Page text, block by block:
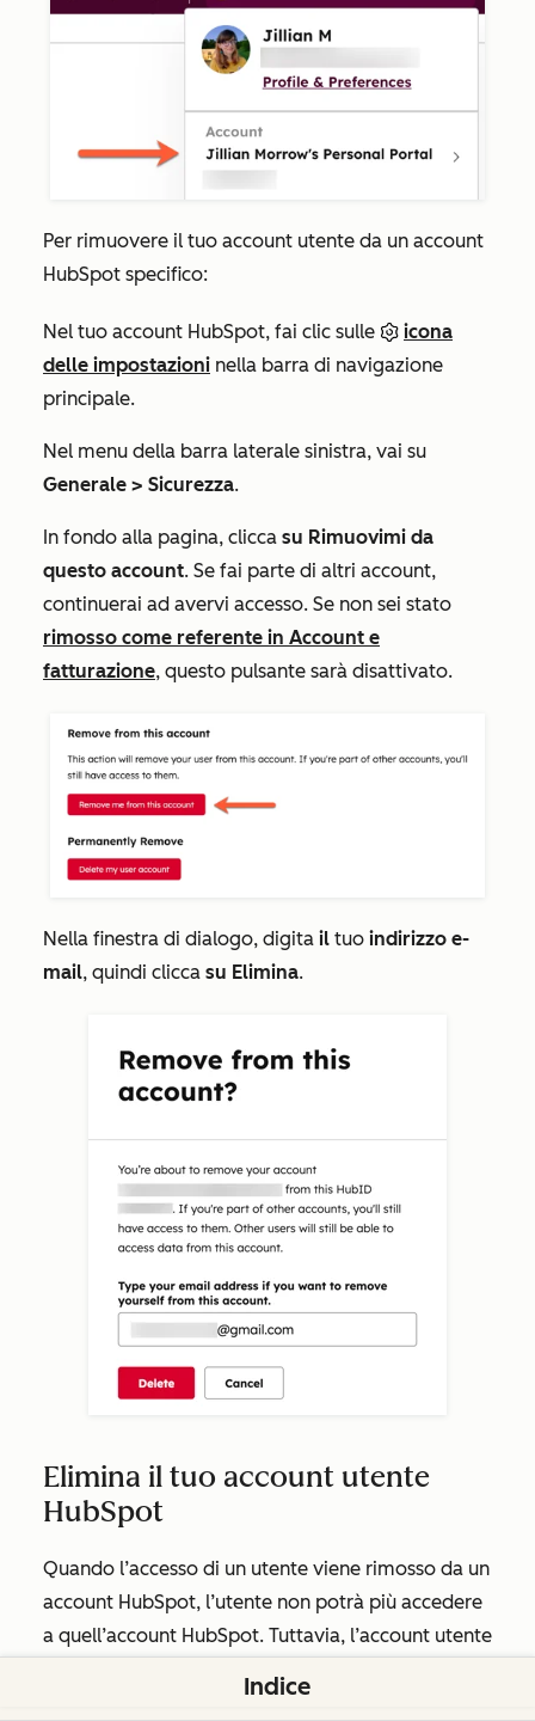
Per rimuovere il tuo account utente da un account
HubSpot specifico:
Nel tuo account HubSpot, fai clic sulle
icona
delle impostazioni nella barra di navigazione
principale.
Nel menu della barra laterale sinistra, vai su
Generale > Sicurezza.
In fondo alla pagina, clicca su Rimuovimi da
questo account. Se fai parte di altri account,
continuerai ad avervi accesso. Se non sei stato
rimosso come referente in Account e
fatturazione, questo pulsante sarà disattivato.
Nella finestra di dialogo, digita il tuo indirizzo e-
mail, quindi clicca su Elimina.
Elimina il tuo account utente
HubSpot
Quando l’accesso di un utente viene rimosso da un
account HubSpot, l’utente non potrà più accedere
a quell’account HubSpot. Tuttavia, l’account utente
esistere. Puoi eliminare completamente il tuo
Indice